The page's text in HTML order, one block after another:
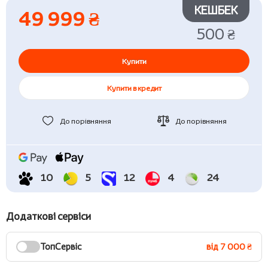
49 999 ₴ КЕШБЕК
500 ₴
Купити
Купити в кредит
До порівняння До порівняння
10 5 12 4 24
Додаткові сервіси
ТопСервіс від 7 000 ₴